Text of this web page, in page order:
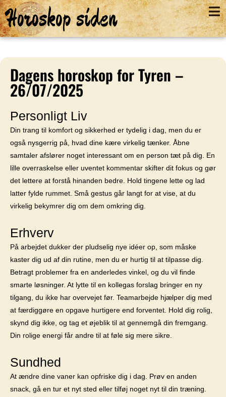
Horoskop siden
Dagens horoskop for Tyren –
26/07/2025
Personligt Liv
Din trang til komfort og sikkerhed er tydelig i dag, men du er
også nysgerrig på, hvad dine kære virkelig tænker. Åbne
samtaler afslører noget interessant om en person tæt på dig. En
lille overraskelse eller uventet kommentar skifter dit fokus og gør
det lettere at forstå hinanden bedre. Hold tingene lette og lad
latter fylde rummet. Små gestus går langt for at vise, at du
virkelig bekymrer dig om dem omkring dig.
Erhverv
På arbejdet dukker der pludselig nye idéer op, som måske
kaster dig ud af din rutine, men du er hurtig til at tilpasse dig.
Betragt problemer fra en anderledes vinkel, og du vil finde
smarte løsninger. At lytte til en kollegas forslag bringer en ny
tilgang, du ikke har overvejet før. Teamarbejde hjælper dig med
at færdiggøre en opgave hurtigere end forventet. Hold dig rolig,
skynd dig ikke, og tag et øjeblik til at gennemgå din fremgang.
Din rolige energi får andre til at føle sig mere sikre.
Sundhed
At ændre dine vaner kan opfriske dig i dag. Prøv en anden
snack, gå en tur et nyt sted eller tilføj noget nyt til din træning.